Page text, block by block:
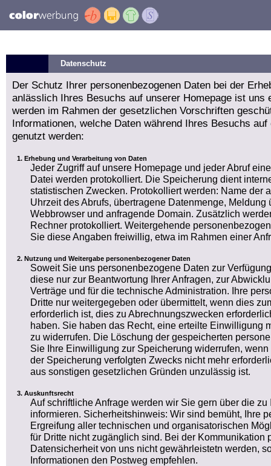
Datenschutz
Der Schutz Ihrer personenbezogenen Daten bei der
anlässlich Ihres Besuchs auf unserer Homepage ist uns
werden im Rahmen der gesetzlichen Vorschriften
Informationen, welche Daten während Ihres Besuchs
genutzt werden:
Erhebung und Verarbeitung von Daten
Jeder Zugriff auf unsere Homepage und jeder Abruf
Datei werden protokolliert. Die Speicherung dient
statistischen Zwecken. Protokolliert werden: Name der
Uhrzeit des Abrufs, übertragene Datenmenge, Meldung
Webbrowser und anfragende Domain. Zusätzlich
Rechner protokolliert. Weitergehende
Sie diese Angaben freiwillig, etwa im Rahmen einer
Nutzung und Weitergabe personenbezogener Daten
Soweit Sie uns personenbezogene Daten zur
diese nur zur Beantwortung Ihrer Anfragen, zur
Verträge und für die technische Administration. Ihre
Dritte nur weitergegeben oder übermittelt, wenn dies
erforderlich ist, dies zu Abrechnungszwecken
haben. Sie haben das Recht, eine erteilte Einwilligung
zu widerrufen. Die Löschung der gespeicherten
Sie Ihre Einwilligung zur Speicherung widerrufen,
der Speicherung verfolgten Zwecks nicht mehr
aus sonstigen gesetzlichen Gründen unzulässig ist.
Auskunftsrecht
Auf schriftliche Anfrage werden wir Sie gern über die
informieren. Sicherheitshinweis: Wir sind bemüht, Ihre
Ergreifung aller technischen und organisatorischen
für Dritte nicht zugänglich sind. Bei der Kommunikation
Datensicherheit von uns nicht gewährleistetn werden,
Informationen den Postweg empfehlen.